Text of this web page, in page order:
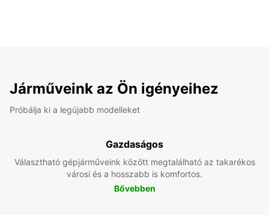
Járműveink az Ön igényeihez
Próbálja ki a legújabb modelleket
Gazdaságos
Választható gépjárműveink között megtalálható az takarékos
városi és a hosszabb is komfortos.
Bővebben